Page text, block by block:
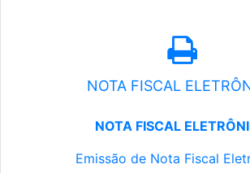
NOTA FISCAL
NOTA FISCAL
Emissão de Nota Fiscal